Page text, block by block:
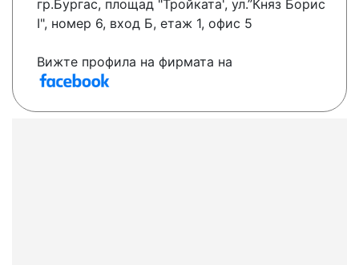
гр.Бургас, площад "Тройката', ул.”Княз Борис
I", номер 6, вход Б, етаж 1, офис 5
Вижте профила на фирмата на